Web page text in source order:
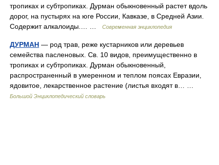
тропиках и субтропиках. Дурман обыкновенный растет вдоль
дорог, на пустырях на юге России, Кавказе, в Средней Азии.
Содержит алкалоиды.… …
Современная энциклопедия
ДУРМАН — род трав, реже кустарников или деревьев
семейства пасленовых. Св. 10 видов, преимущественно в
тропиках и субтропиках. Дурман обыкновенный,
распространенный в умеренном и теплом поясах Евразии,
ядовитое, лекарственное растение (листья входят в… …
Большой Энциклопедический словарь